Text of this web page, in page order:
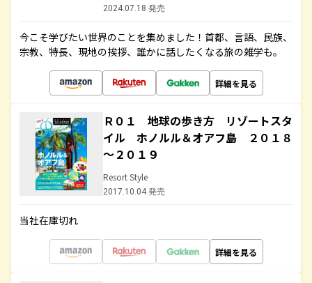
2024.07.18 発売
今こそ学びたい世界のことを集めました！首都、言語、民族、
宗教、特長、現地の挨拶、誰かに話したくなる旅の雑学も。
詳細を見る
Ｒ０１ 地球の歩き方 リゾートスタ
イル ホノルル＆オアフ島 ２０１８
～２０１９
Resort Style
2017.10.04 発売
当社在庫切れ
詳細を見る